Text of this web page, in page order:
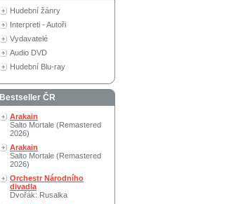
Hudební žánry
Interpreti - Autoři
Vydavatelé
Audio DVD
Hudební Blu-ray
Bestseller ČR
Arakain
Salto Mortale (Remastered
2026)
Arakain
Salto Mortale (Remastered
2026)
Orchestr Národního
divadla
Dvořák: Rusalka